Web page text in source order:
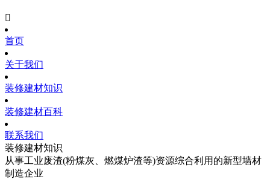

首页
关于我们
装修建材知识
装修建材百科
联系我们
装修建材知识
从事工业废渣(粉煤灰、燃煤炉渣等)资源综合利用的新型墙材
制造企业